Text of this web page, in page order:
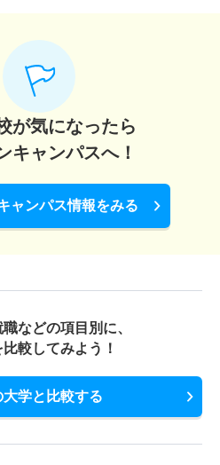
が気になったら
キャンパスへ！
ャンパス情報をみる
などの項目別に、
較してみよう！
大学と比較する